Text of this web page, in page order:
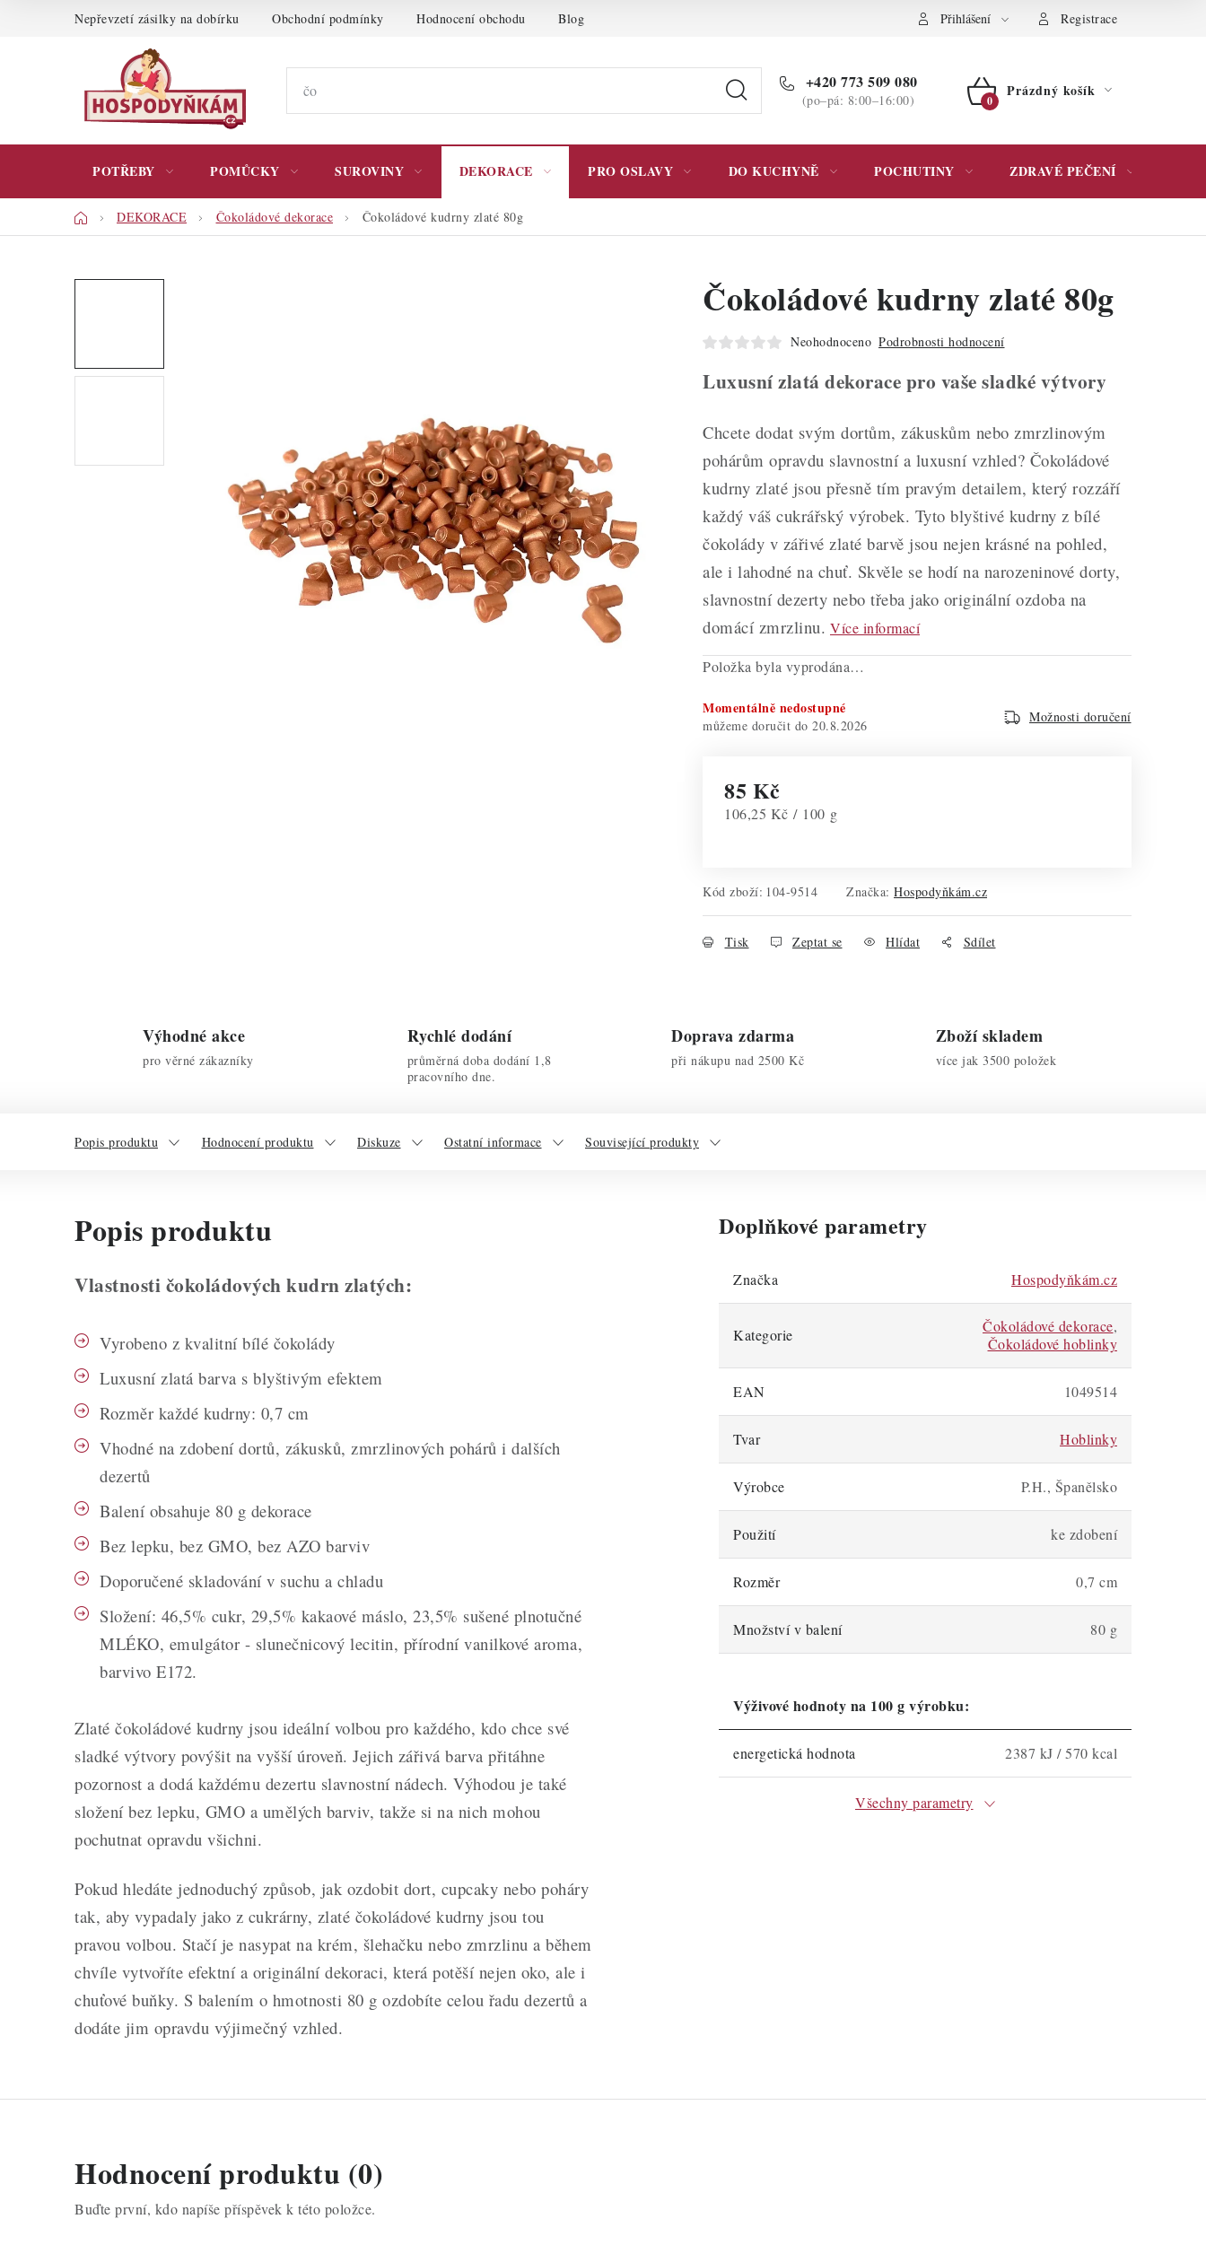
Nepřevzetí zásilky na dobírku Obchodní podmínky Hodnocení obchodu Blog Podmínky ochrany osobních údajů Přihlášení Registrace
+420 773 509 080
(po–pá: 8:00–16:00)
NÁKUPNÍ
Prázdný košík
POTŘEBY POMŮCKY SUROVINY DEKORACE PRO OSLAVY DO KUCHYNĚ POCHUTINY ZDRAVÉ PEČENÍ
DomůDEKORACE Čokoládové dekorace Čokoládové kudrny zlaté 80g
Čokoládové kudrny zlaté 80g
Neohodnoceno Podrobnosti hodnocení
Luxusní zlatá dekorace pro vaše sladké výtvory
Chcete dodat svým dortům, zákuskům nebo zmrzlinovým
pohárům opravdu slavnostní a luxusní vzhled? Čokoládové
kudrny zlaté jsou přesně tím pravým detailem, který rozzáří
každý váš cukrářský výrobek. Tyto blyštivé kudrny z bílé
čokolády v zářivé zlaté barvě jsou nejen krásné na pohled,
ale i lahodné na chuť. Skvěle se hodí na narozeninové dorty,
slavnostní dezerty nebo třeba jako originální ozdoba na
domácí zmrzlinu. Více informací
Položka byla vyprodána…
Momentálně nedostupné
20.8.2026
Možnosti doručení
85 Kč
Měrná cena:
106,25 Kč / 100 g
Kód zboží: 104-9514 Značka: Hospodyňkám.cz
Tisk Zeptat se Hlídat Sdílet
Výhodné akce
pro věrné zákazníky
Rychlé dodání
průměrná doba dodání 1,8
pracovního dne.
Doprava zdarma
při nákupu nad 2500 Kč
Zboží skladem
více jak 3500 položek
Popis produktu Hodnocení produktu Diskuze Ostatní informace Související produkty
Popis produktu
Vlastnosti čokoládových kudrn zlatých:
Vyrobeno z kvalitní bílé čokolády
Luxusní zlatá barva s blyštivým efektem
Rozměr každé kudrny: 0,7 cm
Vhodné na zdobení dortů, zákusků, zmrzlinových pohárů i dalších
dezertů
Balení obsahuje 80 g dekorace
Bez lepku, bez GMO, bez AZO barviv
Doporučené skladování v suchu a chladu
Složení: 46,5% cukr, 29,5% kakaové máslo, 23,5% sušené plnotučné
MLÉKO, emulgátor - slunečnicový lecitin, přírodní vanilkové aroma,
barvivo E172.
Zlaté čokoládové kudrny jsou ideální volbou pro každého, kdo chce své
sladké výtvory povýšit na vyšší úroveň. Jejich zářivá barva přitáhne
pozornost a dodá každému dezertu slavnostní nádech. Výhodou je také
složení bez lepku, GMO a umělých barviv, takže si na nich mohou
pochutnat opravdu všichni.
Pokud hledáte jednoduchý způsob, jak ozdobit dort, cupcaky nebo poháry
tak, aby vypadaly jako z cukrárny, zlaté čokoládové kudrny jsou tou
pravou volbou. Stačí je nasypat na krém, šlehačku nebo zmrzlinu a během
chvíle vytvoříte efektní a originální dekoraci, která potěší nejen oko, ale i
chuťové buňky. S balením o hmotnosti 80 g ozdobíte celou řadu dezertů a
dodáte jim opravdu výjimečný vzhled.
Doplňkové parametry
Značka Hospodyňkám.cz
Kategorie Čokoládové dekorace,
Čokoládové hoblinky
EAN 1049514
Tvar Hoblinky
Výrobce P.H., Španělsko
Použití ke zdobení
Rozměr 0,7 cm
Množství v balení 80 g
Výživové hodnoty na 100 g výrobku:
energetická hodnota 2387 kJ / 570 kcal
Všechny parametry
Hodnocení produktu (0)
Buďte první, kdo napíše příspěvek k této položce.